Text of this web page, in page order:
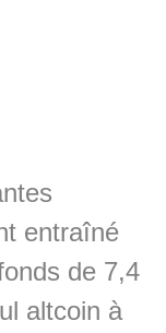
entraîné
de 7,4
altcoin à